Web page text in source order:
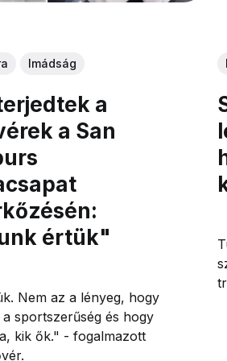
Imádság
a
a San
értük"
Nem az a lényeg, hogy
sportszerűség és hogy
kik ők." - fogalmazott